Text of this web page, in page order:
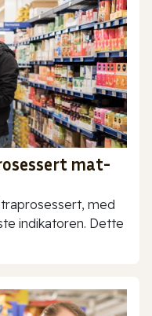
mat-
med
indikatoren. Dette